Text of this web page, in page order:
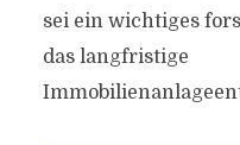
sei ein wichtiges
das langfristige